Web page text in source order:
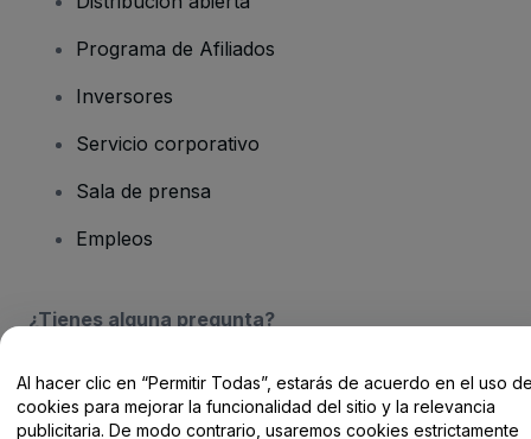
Programa de Afiliados
Inversores
Servicio corporativo
Sala de prensa
Empleos
¿Tienes alguna pregunta?
Centro de Ayuda / Contacto
Al hacer clic en “Permitir Todas”, estarás de acuerdo en el uso
cookies para mejorar la funcionalidad del sitio y la relevancia
publicitaria. De modo contrario, usaremos cookies estrictamente